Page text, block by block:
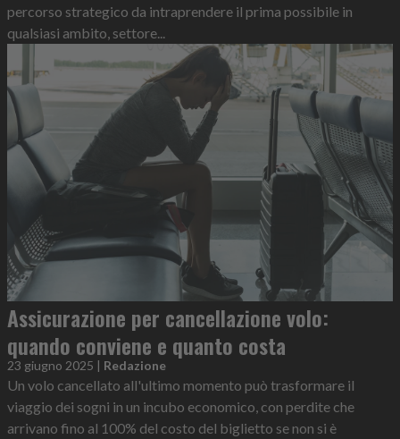
percorso strategico da intraprendere il prima possibile in
qualsiasi ambito, settore...
Assicurazione per cancellazione volo:
quando conviene e quanto costa
23 giugno 2025 | Redazione
Un volo cancellato all'ultimo momento può trasformare il
viaggio dei sogni in un incubo economico, con perdite che
arrivano fino al 100% del costo del biglietto se non si è